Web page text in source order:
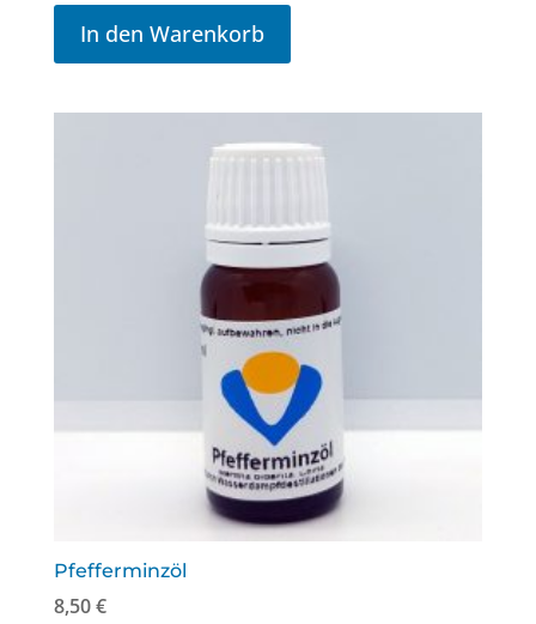
In den Warenkorb
Pfefferminzöl
8,50€